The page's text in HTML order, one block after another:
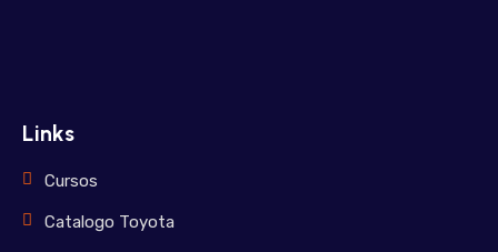
Links
Cursos
Catalogo Toyota